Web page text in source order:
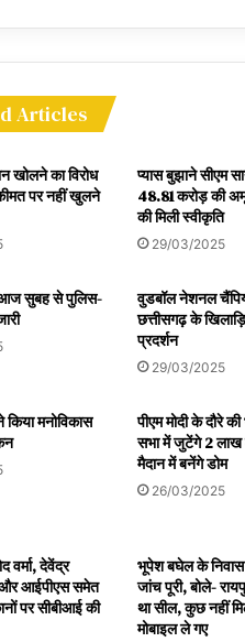
Articles
खोलने का विरोध
पर नहीं खुलने
प्यास बुझाने सीएम
48.81 करोड़ की
की मिली स्वीकृति
29/03/2025
आज सुबह से पुलिस-
वुडबॉल नेशनल
छत्तीसगढ़ के
प्रदर्शन
29/03/2025
मनोविकास
पीएम मोदी के दौरे
सभा में जुटेंगे 2
मैदान में बनेंगे डोम
26/03/2025
वर्मा, देवेंद्र
आईपीएस समेत
पर सीबीआई की
भूपेश बघेल के
जांच पूरी, बोले-
था सील, कुछ नहीं
मोबाइल ले गए